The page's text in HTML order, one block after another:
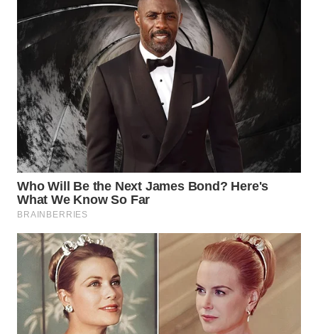
ADVOKAT
WAHANA
INFRASTRUKTUR
WAHANA
KONSUMEN
WAHANA
LISTRIK
WAHANA
TRAVEL
WAHANA
TV
WAHANANEWS
ID